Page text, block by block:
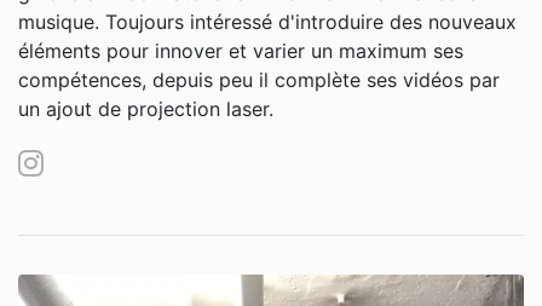
musique. Toujours intéressé d'introduire des nouveaux
éléments pour innover et varier un maximum ses
compétences, depuis peu il complète ses vidéos par
un ajout de projection laser.